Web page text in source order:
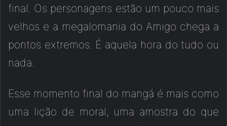
final. Os personagens estão um pouco mais
velhos e a megalomania do Amigo chega a
pontos extremos. É aquela hora do tudo ou
nada.
Esse momento final do mangá é mais como
uma lição de moral, uma amostra do que